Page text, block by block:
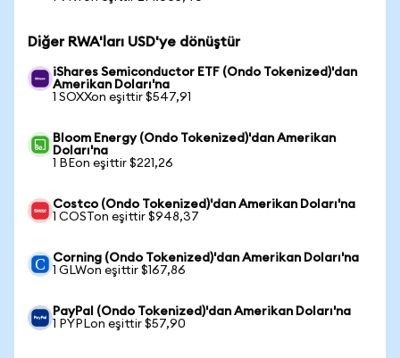
Diğer RWA'ları USD'ye dönüştür
iShares Semiconductor ETF (Ondo Tokenized)'dan
Amerikan Doları'na
1 SOXXon eşittir $547,91
Bloom Energy (Ondo Tokenized)'dan Amerikan
Doları'na
1 BEon eşittir $221,26
Costco (Ondo Tokenized)'dan Amerikan Doları'na
1 COSTon eşittir $948,37
Corning (Ondo Tokenized)'dan Amerikan Doları'na
1 GLWon eşittir $167,86
PayPal (Ondo Tokenized)'dan Amerikan Doları'na
1 PYPLon eşittir $57,90